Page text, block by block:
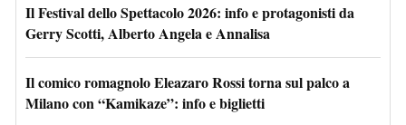
Il Festival dello Spettacolo 2026: info e protagonisti da
Gerry Scotti, Alberto Angela e Annalisa
Il comico romagnolo Eleazaro Rossi torna sul palco a
Milano con “Kamikaze”: info e biglietti